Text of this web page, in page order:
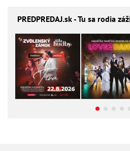
PREDPREDAJ.sk - Tu sa rodia